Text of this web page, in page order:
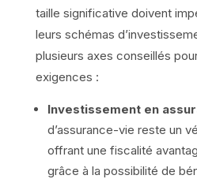
taille significative doivent
leurs schémas
plusieurs axes conseillés
exigences :
Investissement en
d’assurance-vie reste un
offrant une fiscalité
grâce à la possibilité de